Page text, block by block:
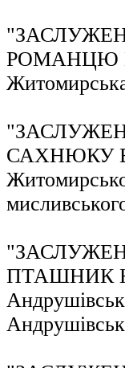
РОМАНЦЮ
САХНЮКУ
ПТАШНИК